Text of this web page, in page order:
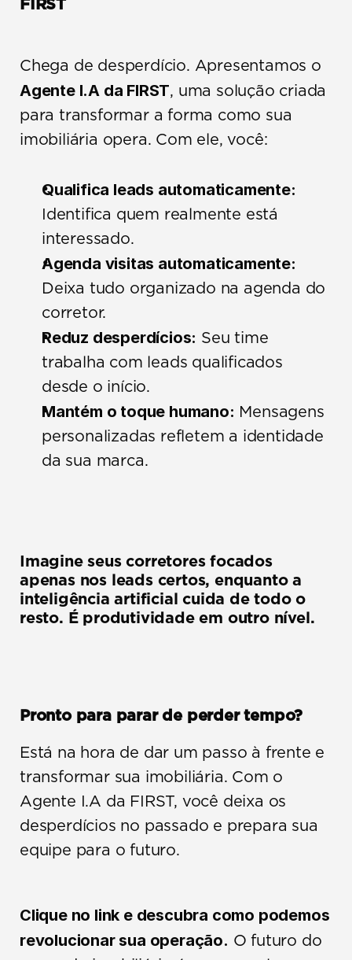
FIRST
Agente I.A da FIRST, uma solução criada
para transformar a forma como sua
imobiliária opera. Com ele, você:
Qualifica leads automaticamente:
Identifica quem realmente está
interessado.
Agenda visitas automaticamente:
Deixa tudo organizado na agenda do
corretor.
Reduz desperdícios: Seu time
trabalha com leads qualificados
desde o início.
Mantém o toque humano: Mensagens
personalizadas refletem a identidade
da sua marca.
Imagine seus corretores focados
apenas nos leads certos, enquanto a
inteligência artificial cuida de todo o
resto. É produtividade em outro nível.
Pronto para parar de perder tempo?
Está na hora de dar um passo à frente e
transformar sua imobiliária. Com o
Agente I.A da FIRST, você deixa os
desperdícios no passado e prepara sua
equipe para o futuro.
Clique no link e descubra como podemos
revolucionar sua operação. O futuro do